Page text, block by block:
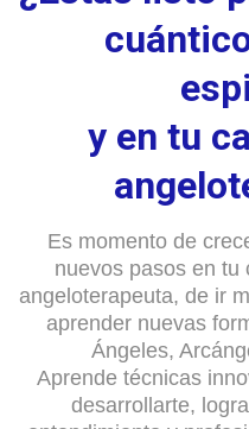
y en tu
Es momento de
nuevos pasos en tu
angeloterapeuta, de ir
aprender nuevas
Ángeles,
Aprende técnicas
desarrollarte,